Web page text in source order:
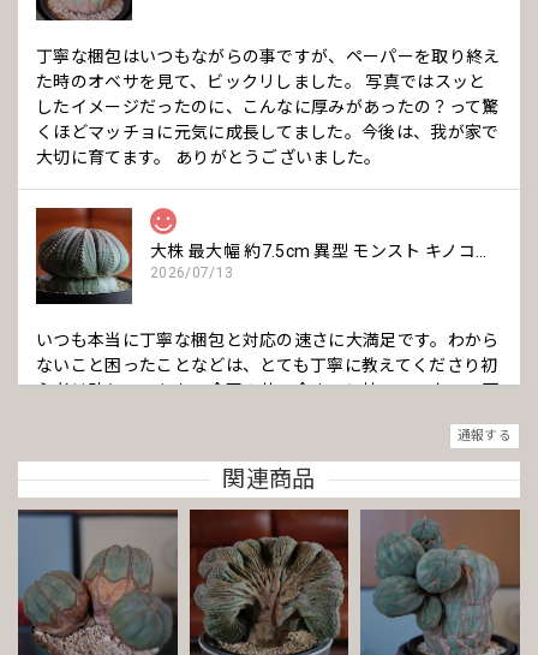
丁寧な梱包はいつもながらの事ですが、ペーパーを取り終え
た時のオベサを見て、ビックリしました。 写真ではスッと
したイメージだったのに、こんなに厚みがあったの？って驚
くほどマッチョに元気に成長してました。今後は、我が家で
大切に育てます。 ありがとうございました。
2026/07/13
いつも本当に丁寧な梱包と対応の速さに大満足です。わから
ないこと困ったことなどは、とても丁寧に教えてくださり初
心者は助かってます。 今回の苗、今までに持っていない、可
まん丸 オベサ / ユーフォルビア
2026/06/23
いつも丁寧な梱包です。安心してお迎えできます。
通報する
関連商品